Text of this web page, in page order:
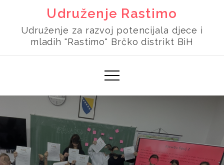
Udruženje Rastimo
Udruženje za razvoj potencijala djece i
mladih "Rastimo" Brčko distrikt BiH